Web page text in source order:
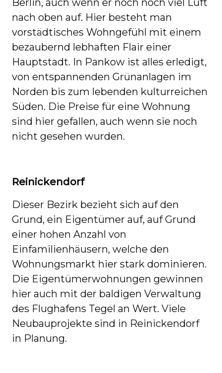
Berlin, auch wenn er noch noch viel Luft
nach oben auf. Hier besteht man
vorstädtisches Wohngefühl mit einem
bezaubernd lebhaften Flair einer
Hauptstadt. In Pankow ist alles erledigt,
von entspannenden Grünanlagen im
Norden bis zum lebenden kulturreichen
Süden. Die Preise für eine Wohnung
sind hier gefallen, auch wenn sie noch
nicht gesehen wurden.
Reinickendorf
Dieser Bezirk bezieht sich auf den
Grund, ein Eigentümer auf, auf Grund
einer hohen Anzahl von
Einfamilienhäusern, welche den
Wohnungsmarkt hier stark dominieren.
Die Eigentümerwohnungen gewinnen
hier auch mit der baldigen Verwaltung
des Flughafens Tegel an Wert. Viele
Neubauprojekte sind in Reinickendorf
in Planung.